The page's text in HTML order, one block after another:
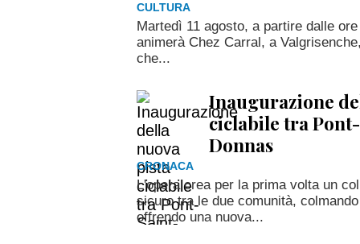
CULTURA
Martedì 11 agosto, a partire dalle
animerà Chez Carral, a
che...
Inaugurazione
ciclabile tra
Donnas
CRONACA
L'opera crea per la prima volta un
sicuro tra le due comunità,
offrendo una nuova...